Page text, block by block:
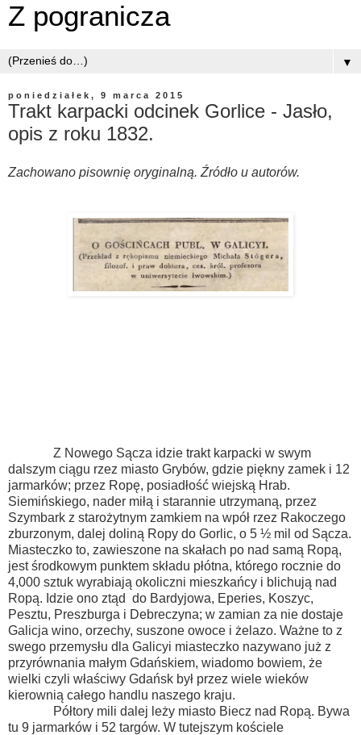
Z pogranicza
▼
poniedziałek, 9 marca 2015
Trakt karpacki odcinek Gorlice - Jasło,
opis z roku 1832.
Zachowano pisownię oryginalną. Źródło u autorów.
Z Nowego Sącza idzie trakt karpacki w swym
dalszym ciągu rzez miasto Grybów, gdzie piękny zamek i 12
jarmarków; przez Ropę, posiadłość wiejską Hrab.
Siemińskiego, nader miłą i starannie utrzymaną, przez
Szymbark z starożytnym zamkiem na wpół rzez Rakoczego
zburzonym, dalej doliną Ropy do Gorlic, o 5 ½ mil od Sącza.
Miasteczko to, zawieszone na skałach po nad samą Ropą,
jest środkowym punktem składu płótna, którego rocznie do
4,000 sztuk wyrabiają okoliczni mieszkańcy i blichują nad
Ropą. Idzie ono ztąd do Bardyjowa, Eperies, Koszyc,
Pesztu, Preszburga i Debreczyna; w zamian za nie dostaje
Galicja wino, orzechy, suszone owoce i żelazo. Ważne to z
swego przemysłu dla Galicyi miasteczko nazywano już z
przyrównania małym Gdańskiem, wiadomo bowiem, że
wielki czyli właściwy Gdańsk był przez wiele wieków
kierownią całego handlu naszego kraju.
Półtory mili dalej leży miasto Biecz nad Ropą. Bywa
tu 9 jarmarków i 52 targów. W tutejszym kościele